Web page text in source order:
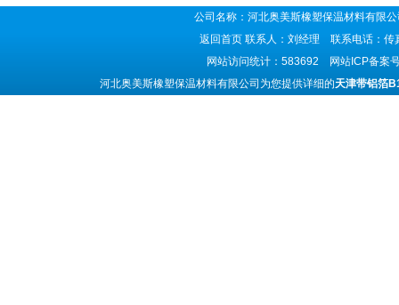
公司名称：河北奥美斯橡塑保温材料有
返回首页 联系人：刘经理 联系电话：
网站访问统计：583692 网站ICP备案
河北奥美斯橡塑保温材料有限公司为您提供详细的天津带铝箔